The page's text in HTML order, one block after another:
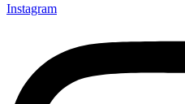
Instagram